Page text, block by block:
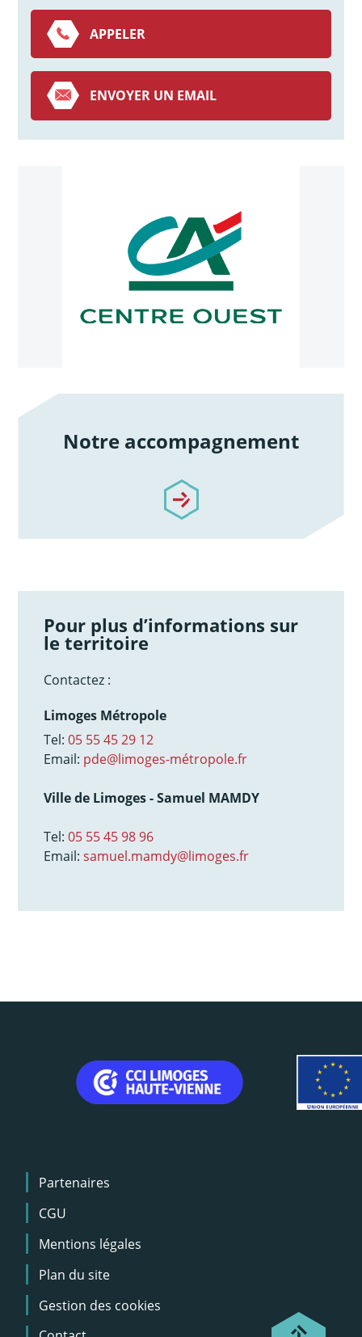
APPELER
ENVOYER UN EMAIL
Notre accompagnement
/notre-accompagnement
Pour plus d’informations sur
le territoire
Contactez :
Limoges Métropole
Tel:05 55 45 29 12
Email: pde@limoges-métropole.fr
Ville de Limoges - Samuel MAMDY
Tel:05 55 45 98 96
Email:samuel.mamdy@limoges.fr
Menu
Pied
de
page
Partenaires
CGU
Mentions légales
Plan du site
Gestion des cookies